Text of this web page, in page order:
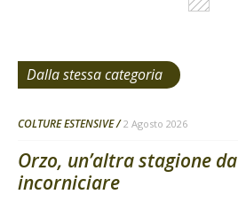
Dalla stessa categoria
COLTURE ESTENSIVE 2 Agosto 2026
Orzo, un’altra stagione da
incorniciare